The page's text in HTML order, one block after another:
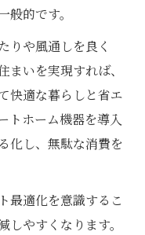
的です。
りや風通しを良く
まいを実現すれば、
快適な暮らしと省エ
トホーム機器を導入
化し、無駄な消費を
最適化を意識するこ
やすくなります。